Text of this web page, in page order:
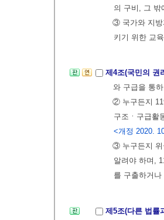
의 구비, 그 밖
③ 국가와 지방
키기 위한 교
제4조(국민의 권
와 구급을 통
② 누구든지
구조ㆍ구급활
<개정 2020.
③ 누구든지 위
알려야 하며,
를 구출하거
제5조(다른 법률